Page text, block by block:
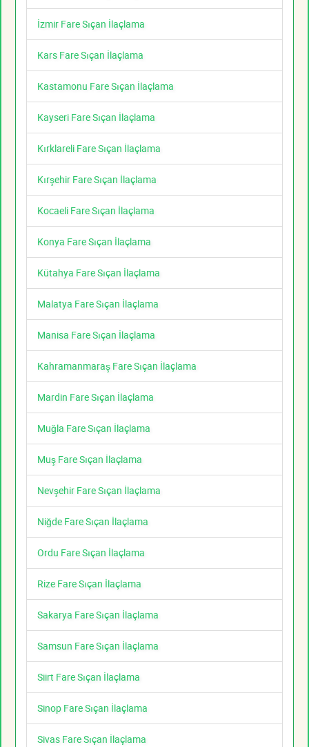
İzmir Fare Sıçan İlaçlama
Kars Fare Sıçan İlaçlama
Kastamonu Fare Sıçan İlaçlama
Kayseri Fare Sıçan İlaçlama
Kırklareli Fare Sıçan İlaçlama
Kırşehir Fare Sıçan İlaçlama
Kocaeli Fare Sıçan İlaçlama
Konya Fare Sıçan İlaçlama
Kütahya Fare Sıçan İlaçlama
Malatya Fare Sıçan İlaçlama
Manisa Fare Sıçan İlaçlama
Kahramanmaraş Fare Sıçan İlaçlama
Mardin Fare Sıçan İlaçlama
Muğla Fare Sıçan İlaçlama
Muş Fare Sıçan İlaçlama
Nevşehir Fare Sıçan İlaçlama
Niğde Fare Sıçan İlaçlama
Ordu Fare Sıçan İlaçlama
Rize Fare Sıçan İlaçlama
Sakarya Fare Sıçan İlaçlama
Samsun Fare Sıçan İlaçlama
Siirt Fare Sıçan İlaçlama
Sinop Fare Sıçan İlaçlama
Sivas Fare Sıçan İlaçlama